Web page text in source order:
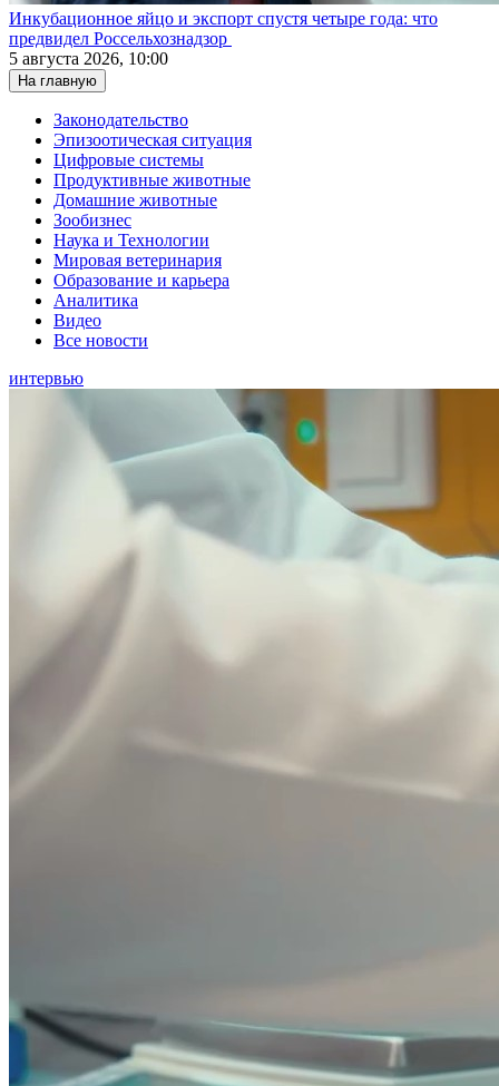
Инкубационное яйцо и экспорт спустя четыре года: что
предвидел Россельхознадзор
5 августа 2026, 10:00
На главную
Законодательство
Эпизоотическая ситуация
Цифровые системы
Продуктивные животные
Домашние животные
Зообизнес
Наука и Технологии
Мировая ветеринария
Образование и карьера
Аналитика
Видео
Все новости
интервью